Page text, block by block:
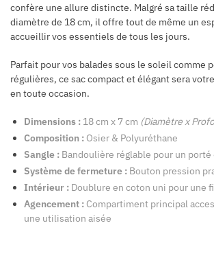
confère une allure distincte. Malgré sa taille
diamètre de 18 cm, il offre tout de même un
accueillir vos essentiels de tous les jours.
Parfait pour vos balades sous le soleil comme
régulières, ce sac compact et élégant sera
en toute occasion.
Dimensions : 18 cm x 7 cm (Diamètre x
Composition : Osier & Polyuréthane
Sangle : Bandoulière réglable pour un
Système de fermeture : Bouton pression
Intérieur : Doublure en coton uni pour une
Agencement : Compartiment principal
une utilisation aisée